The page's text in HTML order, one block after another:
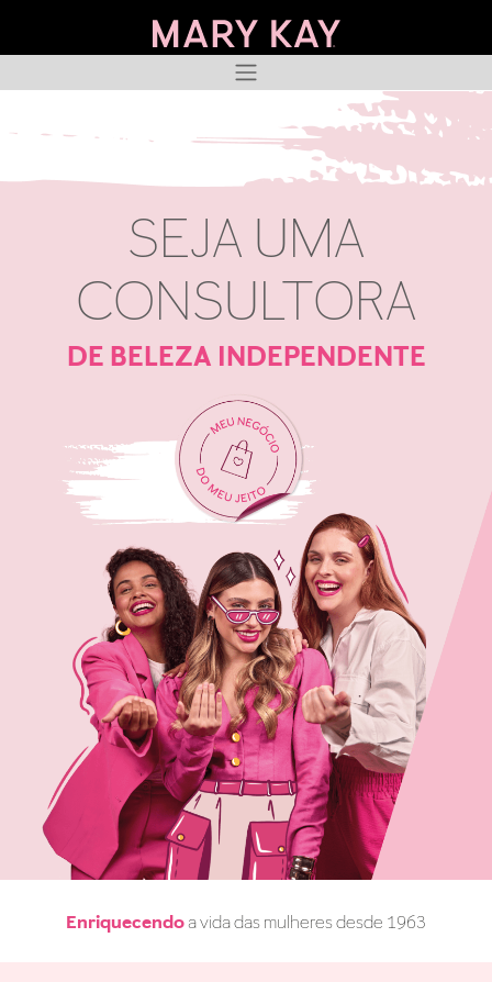
SEJA UMA
CONSULTORA
DE BELEZA INDEPENDENTE
Enriquecendoa vida das mulheres desde 1963